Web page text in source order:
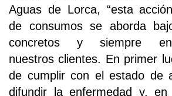
Aguas de Lorca, “esta
de consumos se aborda
concretos y siempre
nuestros clientes. En primer
de cumplir con el estado de
difundir la enfermedad y, en